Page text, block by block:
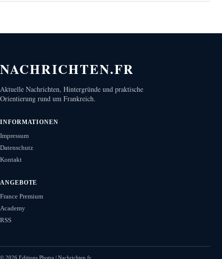
NACHRICHTEN.FR
Aktuelle Nachrichten, Hintergründe und praktische
Orientierung rund um Frankreich.
INFORMATIONEN
Impressum
Datenschutz
Kontakt
ANGEBOTE
France Premium
Academy
RSS
© 2026 Editions Photra | Nachrichten.fr